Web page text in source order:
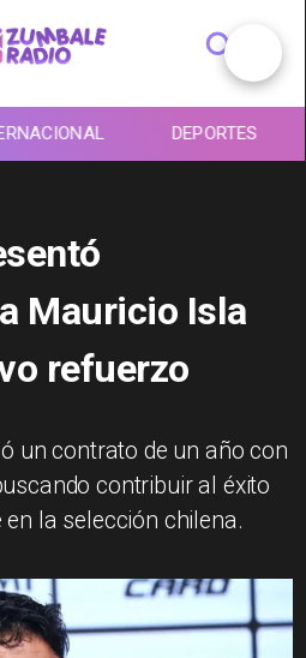
DEPORTES
Mauricio Isla
refuerzo
un contrato de un año con
contribuir al éxito
la selección chilena.